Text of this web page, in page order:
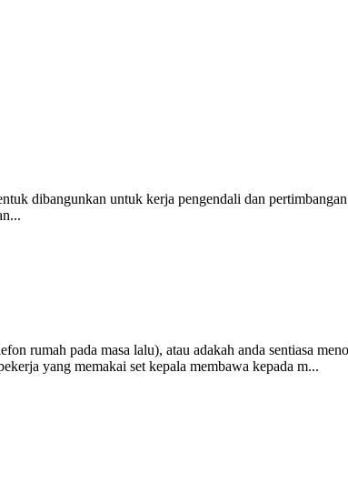
dibangunkan untuk kerja pengendali dan
rumah pada masa lalu), atau adakah anda sentiasa
yang memakai set kepala membawa kepada m...